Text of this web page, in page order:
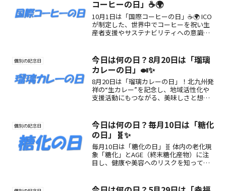
コーヒーの日」☕🌍
10月1日は「国際コーヒーの日」☕🌍 ICO
が制定した、世界中でコーヒーを祝い生
産者支援やサステナビリティへの意識を
個別の記念日
今日は何の日？8月20日は「瑠璃
カレーの日」🍛✨
8月20日は「瑠璃カレーの日」！北九州発
祥の“生カレー”を記念し、地域活性化や
支援活動にもつながる、美味しさと想い
個別の記念日
今日は何の日？毎月10日は「糖化
の日」🧬✨
毎月10日は「糖化の日」🧬 体内の老化現
象「糖化」とAGE（終末糖化産物）に注
目し、健康や美容へのリスクを知って予